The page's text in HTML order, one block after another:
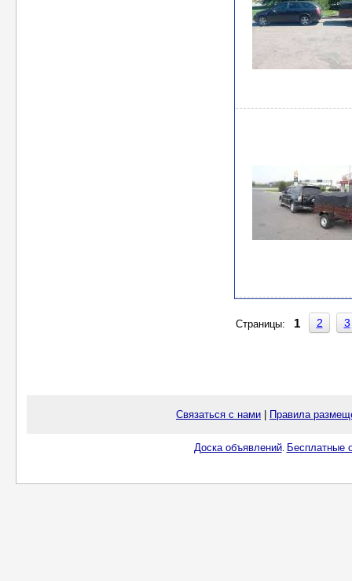
Страницы: 1 2 3
Связаться с нами Правила
Доска объявлений. Бесплатные